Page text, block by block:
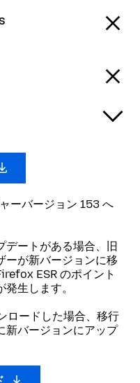
ーバージョン 153 へ
デートがある場合、旧
ーが新バージョンに移
ESR のポイント
生します。
ロードした場合、移行
新バージョンにアップ